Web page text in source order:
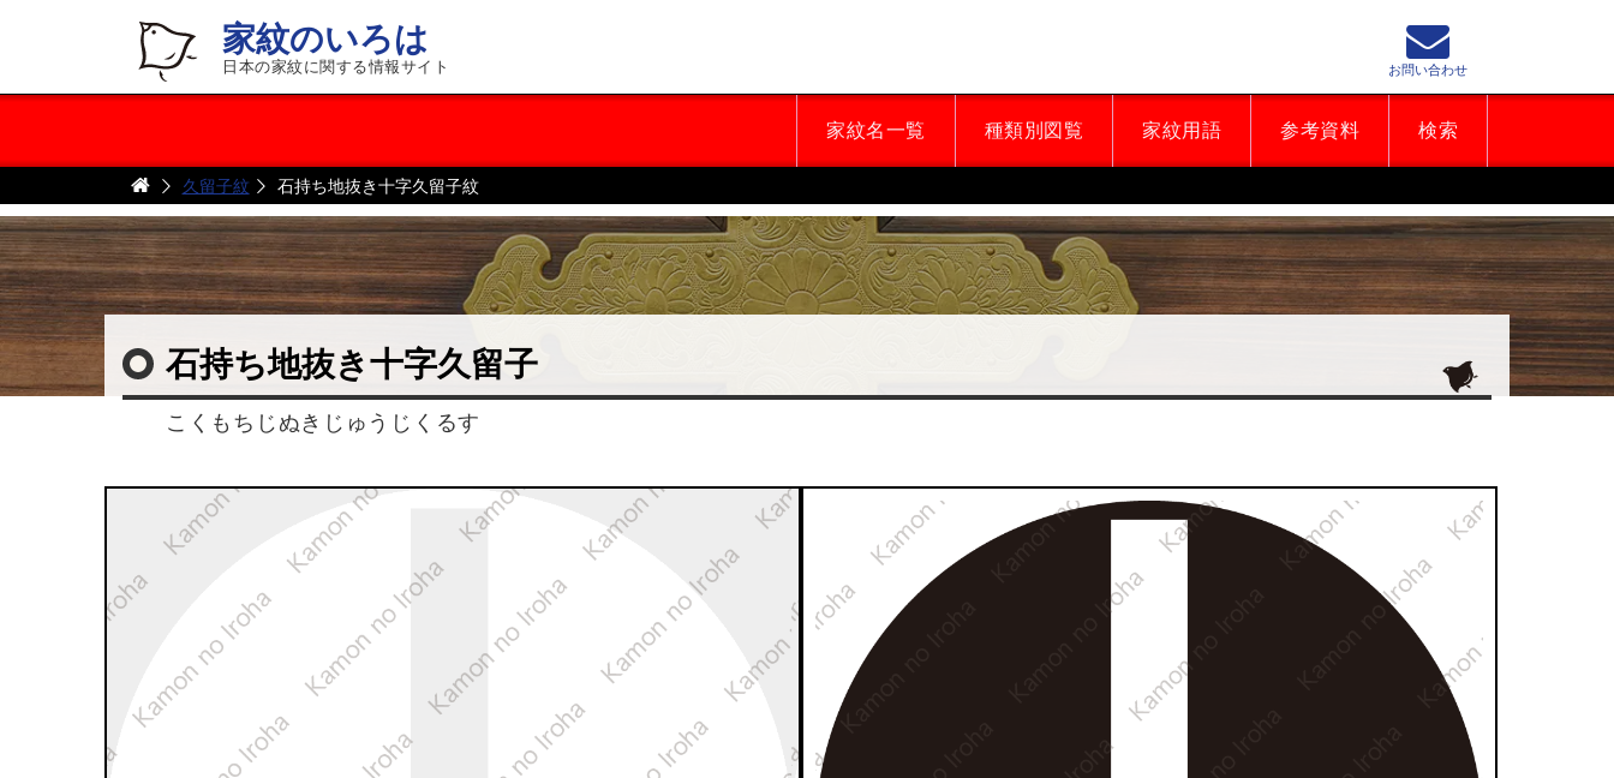
家紋のいろは
日本の家紋に関する情報サイト
家紋名一覧 種類別図覧 家紋用語 参考資料 検索
お問い合わせ
久留子紋 石持ち地抜き十字久留子紋
石持ち地抜き十字久留子
こくもちじぬきじゅうじくるす